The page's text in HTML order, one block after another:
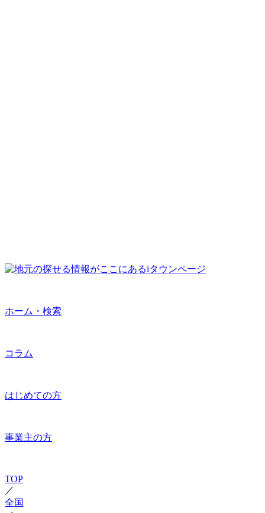
ホーム・検索
コラム
はじめての方
事業主の方
TOP
／
全国